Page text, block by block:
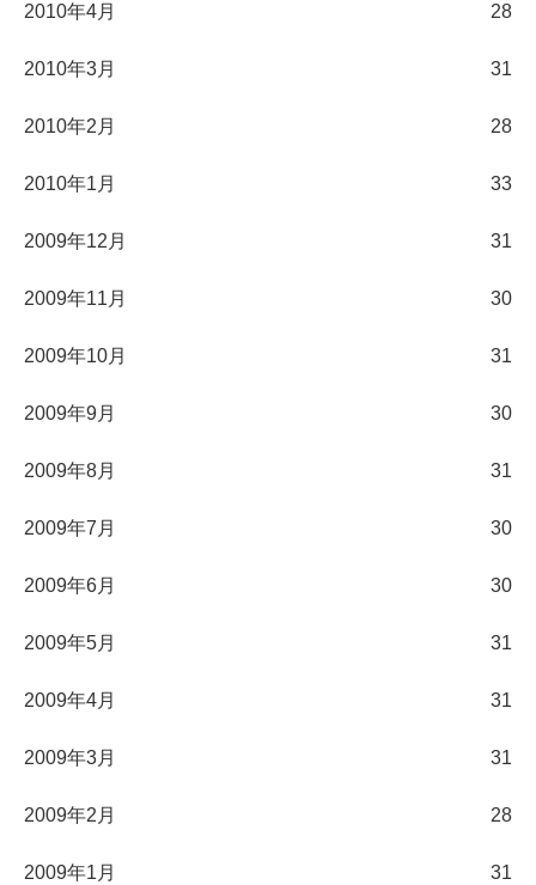
2010年4月 28
2010年3月 31
2010年2月 28
2010年1月 33
2009年12月 31
2009年11月 30
2009年10月 31
2009年9月 30
2009年8月 31
2009年7月 30
2009年6月 30
2009年5月 31
2009年4月 31
2009年3月 31
2009年2月 28
2009年1月 31